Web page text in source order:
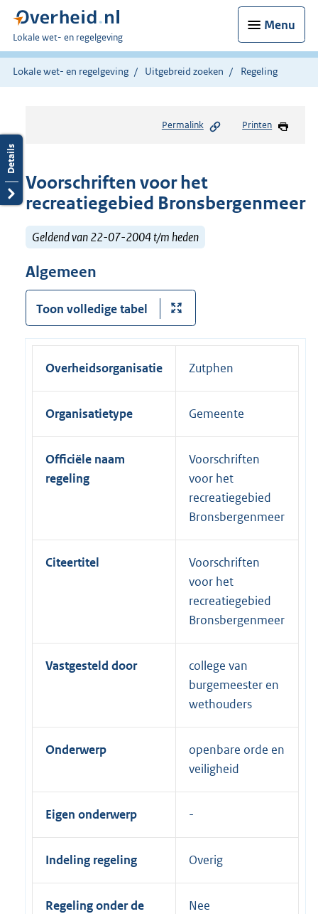
Menu
U
bent
hier:
Lokale wet- en regelgeving
Lokale wet- en regelgeving Uitgebreid zoeken Regeling
Permalink Printen
Voorschriften voor het
recreatiegebied Bronsbergenmeer
Geldend van 22-07-2004 t/m heden
Algemeen
Toon volledige tabel
Overheidsorganisatie Zutphen
Organisatietype Gemeente
Officiële naam
regeling
Voorschriften
voor het
recreatiegebied
Bronsbergenmeer
Citeertitel
Voorschriften
voor het
recreatiegebied
Bronsbergenmeer
Vastgesteld door
college van
burgemeester en
wethouders
Onderwerp
openbare orde en
veiligheid
Eigen onderwerp
Indeling regeling Overig
Regeling onder de
Nee